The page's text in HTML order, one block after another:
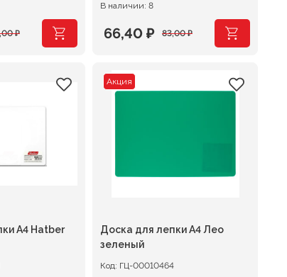
₽
В наличии: 8
83,00₽
Первоначальная
составляла
66,40 ₽
Текущая
66,40 ₽.
А4 Hatber
Акция
Доска для лепки А4 Лео
зеленый
Код: ГЦ-00010464